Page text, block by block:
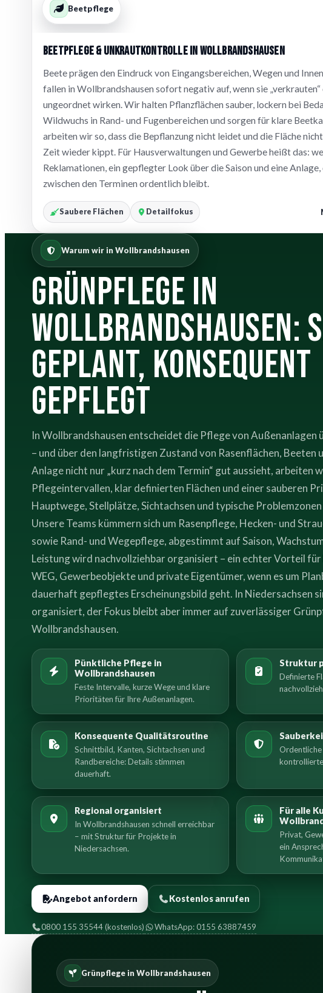
Beetpflege
Beetpflege & Unkrautkontrolle in Wollbrandshausen
Beete prägen den Eindruck von Eingangsbereichen, Wegen und
fallen in Wollbrandshausen sofort negativ auf, wenn sie
ungeordnet wirken. Wir halten Pflanzflächen sauber, lockern bei
Wildwuchs in Rand- und Fugenbereichen und sorgen für klare
arbeiten wir so, dass die Bepflanzung nicht leidet und die Fläche
Zeit wieder kippt. Für Hausverwaltungen und Gewerbe heißt das:
Reklamationen, ein gepflegter Look über die Saison und eine Anlage,
zwischen den Terminen ordentlich bleibt.
Saubere Flächen Detailfokus
Warum wir in Wollbrandshausen
Grünpflege in
Wollbrandshausen:
geplant, konsequent
gepflegt
In Wollbrandshausen entscheidet die Pflege von Außenanlagen
– und über den langfristigen Zustand von Rasenflächen, Beeten
Anlage nicht nur „kurz nach dem Termin“ gut aussieht, arbeiten
Pflegeintervallen, klar definierten Flächen und einer sauberen
Hauptwege, Stellplätze, Sichtachsen und typische
Unsere Teams kümmern sich um Rasenpflege, Hecken- und
sowie Rand- und Wegepflege, abgestimmt auf Saison,
Leistung wird nachvollziehbar organisiert – ein echter Vorteil
WEG, Gewerbeobjekte und private Eigentümer, wenn es um
dauerhaft gepflegtes Erscheinungsbild geht. In Niedersachsen
organisiert, der Fokus bleibt aber immer auf zuverlässiger
Wollbrandshausen.
Pünktliche Pflege in
Wollbrandshausen
Feste Intervalle, kurze Wege und klare
Prioritäten für Ihre Außenanlagen.
Struktur
Definierte
Konsequente Qualitätsroutine
Schnittbild, Kanten, Sichtachsen und
Randbereiche: Details stimmen
dauerhaft.
Ordentliche
Regional organisiert
In Wollbrandshausen schnell erreichbar
– mit Struktur für Projekte in
Niedersachsen.
Für alle
Privat,
ein
Angebot anfordern Kostenlos anrufen
0800 155 35544 (kostenlos) WhatsApp: 0155 63887459
Grünpflege in Wollbrandshausen